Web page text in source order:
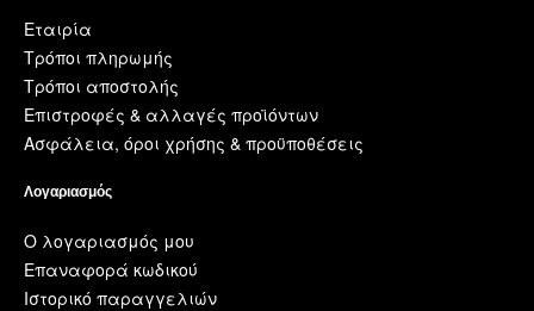
Εταιρία
Τρόποι πληρωμής
Τρόποι αποστολής
Επιστροφές & αλλαγές προϊόντων
Ασφάλεια, όροι χρήσης & προϋποθέσεις
Λογαριασμός
Ο λογαριασμός μου
Επαναφορά κωδικού
Ιστορικό παραγγελιών